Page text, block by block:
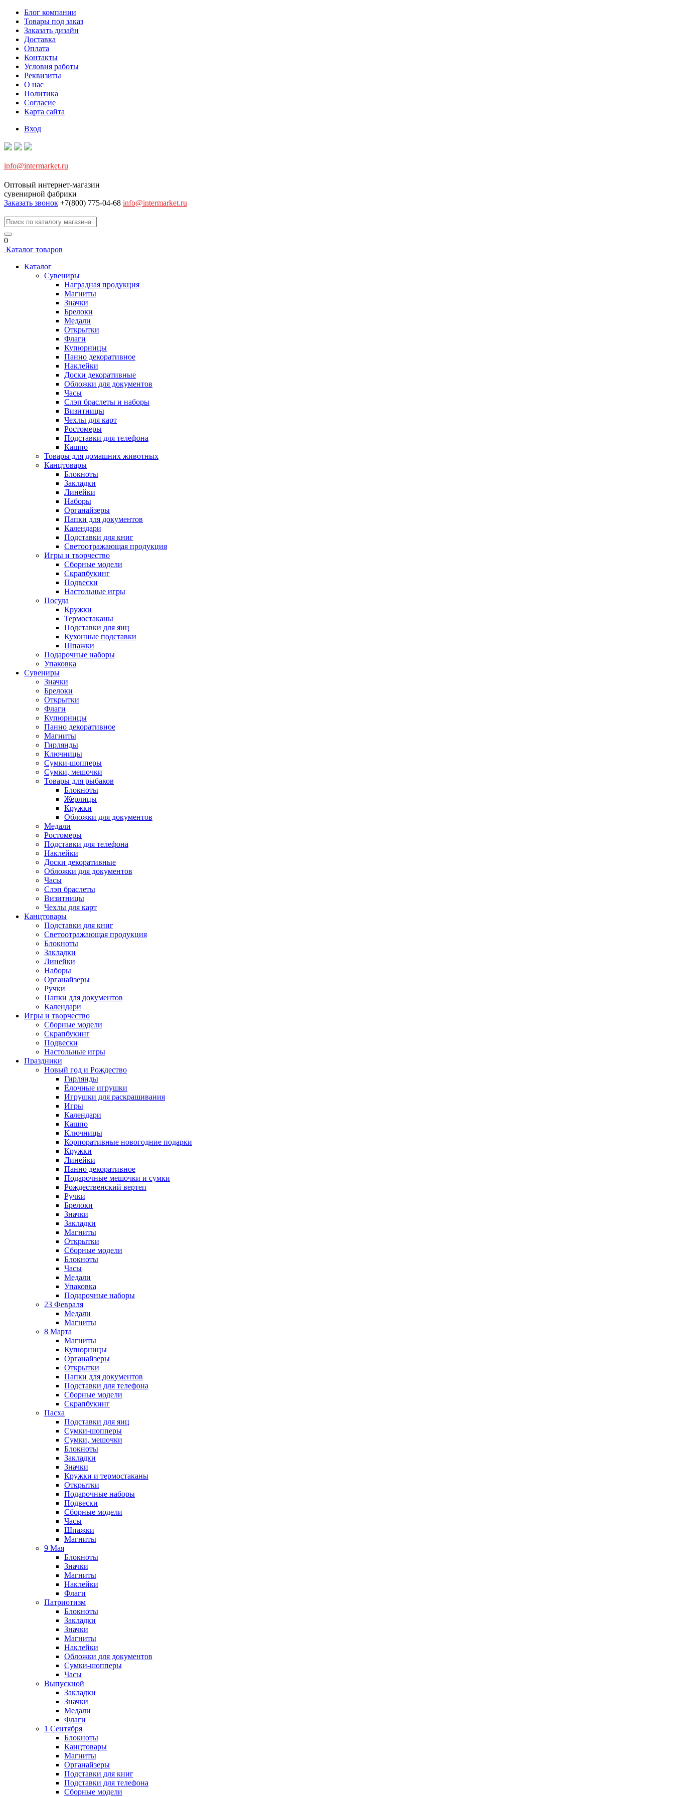
Блог компании
Товары под заказ
Заказать дизайн
Доставка
Оплата
Контакты
Условия работы
Реквизиты
О нас
Политика
Согласие
Карта сайта
Вход
info@intermarket.ru
Оптовый интернет-магазин
сувенирной фабрики
Заказать звонок +7(800) 775-04-68 info@intermarket.ru
0
Каталог товаров
Каталог
Сувениры
Наградная продукция
Магниты
Значки
Брелоки
Медали
Открытки
Флаги
Купюрницы
Панно декоративное
Наклейки
Доски декоративные
Обложки для документов
Часы
Слэп браслеты и наборы
Визитницы
Чехлы для карт
Ростомеры
Подставки для телефона
Кашпо
Товары для домашних животных
Канцтовары
Блокноты
Закладки
Линейки
Наборы
Органайзеры
Папки для документов
Календари
Подставки для книг
Светоотражающая продукция
Игры и творчество
Сборные модели
Скрапбукинг
Подвески
Настольные игры
Посуда
Кружки
Термостаканы
Подставки для яиц
Кухонные подставки
Шпажки
Подарочные наборы
Упаковка
Сувениры
Значки
Брелоки
Открытки
Флаги
Купюрницы
Панно декоративное
Магниты
Гирлянды
Ключницы
Сумки-шопперы
Сумки, мешочки
Товары для рыбаков
Блокноты
Жерлицы
Кружки
Обложки для документов
Медали
Ростомеры
Подставки для телефона
Наклейки
Доски декоративные
Обложки для документов
Часы
Слэп браслеты
Визитницы
Чехлы для карт
Канцтовары
Подставки для книг
Светоотражающая продукция
Блокноты
Закладки
Линейки
Наборы
Органайзеры
Ручки
Папки для документов
Календари
Игры и творчество
Сборные модели
Скрапбукинг
Подвески
Настольные игры
Праздники
Новый год и Рождество
Гирлянды
Ёлочные игрушки
Игрушки для раскрашивания
Игры
Календари
Кашпо
Ключницы
Корпоративные новогодние подарки
Кружки
Линейки
Панно декоративное
Подарочные мешочки и сумки
Рождественский вертеп
Ручки
Брелоки
Значки
Закладки
Магниты
Открытки
Сборные модели
Блокноты
Часы
Медали
Упаковка
Подарочные наборы
23 Февраля
Медали
Магниты
8 Марта
Магниты
Купюрницы
Органайзеры
Открытки
Папки для документов
Подставки для телефона
Сборные модели
Скрапбукинг
Пасха
Подставки для яиц
Сумки-шопперы
Сумки, мешочки
Блокноты
Закладки
Значки
Кружки и термостаканы
Открытки
Подарочные наборы
Подвески
Сборные модели
Часы
Шпажки
Магниты
9 Мая
Блокноты
Значки
Магниты
Наклейки
Флаги
Патриотизм
Блокноты
Закладки
Значки
Магниты
Наклейки
Обложки для документов
Сумки-шопперы
Часы
Выпускной
Закладки
Значки
Медали
Флаги
1 Сентября
Блокноты
Канцтовары
Магниты
Органайзеры
Подставки для книг
Подставки для телефона
Сборные модели